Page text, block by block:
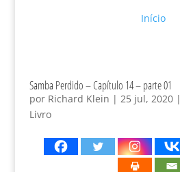
Início
Samba Perdido – Capítulo 14 – parte 01
por Richard Klein | 25 jul, 2020|
Livro